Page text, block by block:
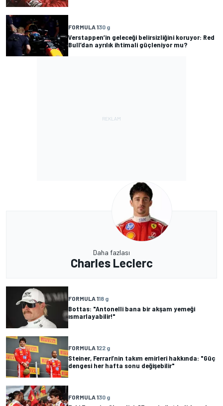
FORMULA 130 g
Verstappen’in geleceği belirsizliğini koruyor: Red
Bull’dan ayrılık ihtimali güçleniyor mu?
Daha fazlası
Charles Leclerc
FORMULA 118 g
Bottas: "Antonelli bana bir akşam yemeği
ısmarlayabilir!"
FORMULA 122 g
Steiner, Ferrari’nin takım emirleri hakkında: "Güç
dengesi her hafta sonu değişebilir"
FORMULA 130 g